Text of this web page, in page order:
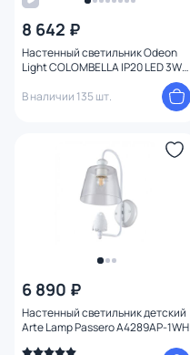
8 642 ₽
Настенный светильник Odeon
Light COLOMBELLA IP20 LED 3W
В наличии 135 шт.
6 890 ₽
Настенный светильник детский
Arte Lamp Passero A4289AP-1WH
Цвет
Стиль
Материал
Тип помещения
Форма